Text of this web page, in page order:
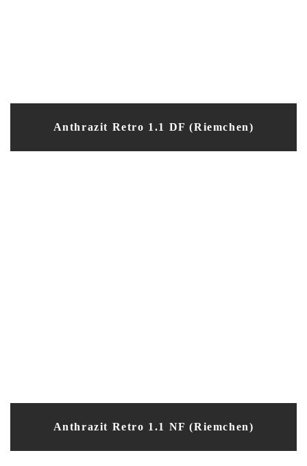
Anthrazit Retro 1.1 DF (Riemchen)
Anthrazit Retro 1.1 NF (Riemchen)